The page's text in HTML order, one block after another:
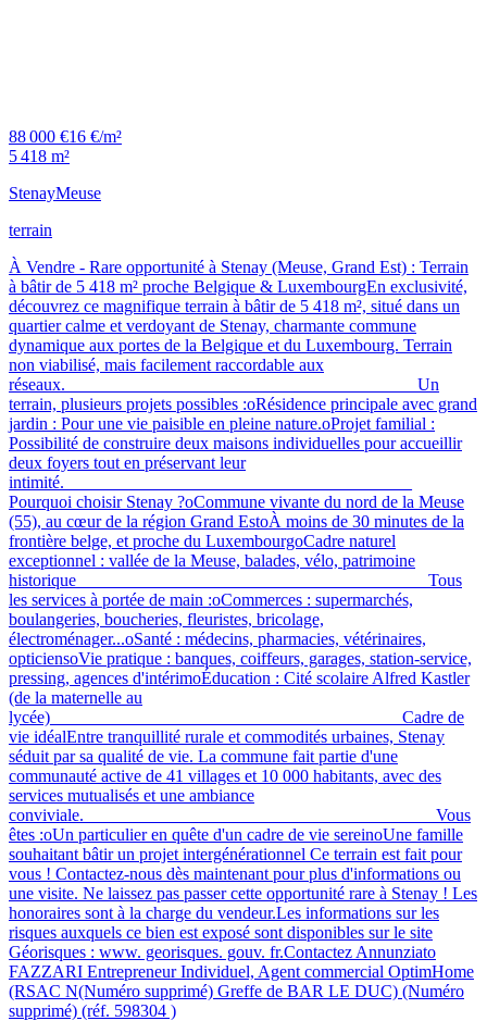
88 000 €16 €/m²
5 418 m²
StenayMeuse
terrain
À Vendre - Rare opportunité à Stenay (Meuse, Grand Est) : Terrain
à bâtir de 5 418 m² proche Belgique & LuxembourgEn exclusivité,
découvrez ce magnifique terrain à bâtir de 5 418 m², situé dans un
quartier calme et verdoyant de Stenay, charmante commune
dynamique aux portes de la Belgique et du Luxembourg. Terrain
non viabilisé, mais facilement raccordable aux
réseaux.________________________________________ Un
terrain, plusieurs projets possibles :oRésidence principale avec grand
jardin : Pour une vie paisible en pleine nature.oProjet familial :
Possibilité de construire deux maisons individuelles pour accueillir
deux foyers tout en préservant leur
intimité.________________________________________
Pourquoi choisir Stenay ?oCommune vivante du nord de la Meuse
(55), au cœur de la région Grand EstoÀ moins de 30 minutes de la
frontière belge, et proche du LuxembourgoCadre naturel
exceptionnel : vallée de la Meuse, balades, vélo, patrimoine
historique________________________________________ Tous
les services à portée de main :oCommerces : supermarchés,
boulangeries, boucheries, fleuristes, bricolage,
électroménager...oSanté : médecins, pharmacies, vétérinaires,
opticiensoVie pratique : banques, coiffeurs, garages, station-service,
pressing, agences d'intérimoÉducation : Cité scolaire Alfred Kastler
(de la maternelle au
lycée)________________________________________ Cadre de
vie idéalEntre tranquillité rurale et commodités urbaines, Stenay
séduit par sa qualité de vie. La commune fait partie d'une
communauté active de 41 villages et 10 000 habitants, avec des
services mutualisés et une ambiance
conviviale.________________________________________ Vous
êtes :oUn particulier en quête d'un cadre de vie sereinoUne famille
souhaitant bâtir un projet intergénérationnel Ce terrain est fait pour
vous ! Contactez-nous dès maintenant pour plus d'informations ou
une visite. Ne laissez pas passer cette opportunité rare à Stenay ! Les
honoraires sont à la charge du vendeur.Les informations sur les
risques auxquels ce bien est exposé sont disponibles sur le site
Géorisques : www. georisques. gouv. fr.Contactez Annunziato
FAZZARI Entrepreneur Individuel, Agent commercial OptimHome
(RSAC N(Numéro supprimé) Greffe de BAR LE DUC) (Numéro
supprimé) (réf. 598304 )